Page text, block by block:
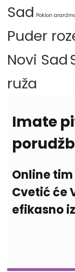
Sad Poklon
Puder
Novi Sad
ruža
Imate
Online
Cvetić će
efikasno